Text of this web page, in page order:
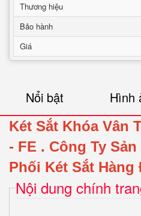
Thương hiệu
Bảo hành
Giá
Nổi bật Hình
Két Sắt Khóa Vân
- FE . Công Ty
Phối Két Sắt
Nội dung chính